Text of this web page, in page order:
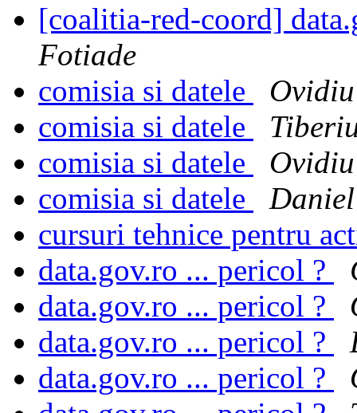
[coalitia-red-coord]
Fotiade
comisia si datele
comisia si datele
comisia si datele
comisia si datele
cursuri tehnice pentru
data.gov.ro ... pericol ?
data.gov.ro ... pericol ?
data.gov.ro ... pericol ?
data.gov.ro ... pericol ?